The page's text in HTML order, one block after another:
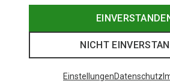
NICHT
EinstellungenDatenschutz